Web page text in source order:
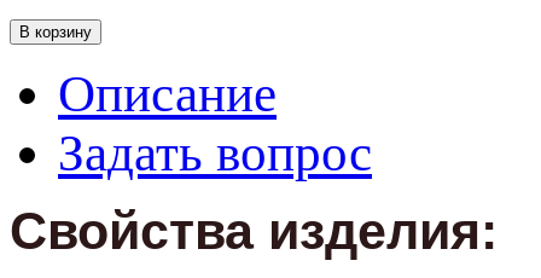
В корзину
Описание
Задать вопрос
Свойства изделия: